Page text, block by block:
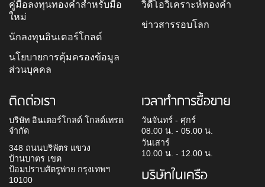
คู่มือลงทุนทองคำสำหรับมือ
ใหม่
นักลงทุนอินเตอร์โกลด์
นโยบายการคุ้มครองข้อมูล
ส่วนบุคคล
วิดีโอวิเคราะห์ทองคำ
ข่าวสารรอบโลก
ติดต่อเรา
บริษัท อินเตอร์โกลด์ โกลด์เทรด
จำกัด
348 ถนนบริพัตร แขวง
บ้านบาตร เขต
ป้อมปราบศัตรูพ่าย กรุงเทพฯ
10100
เวลาทำการซื้อขาย
วันจันทร์ - ศุกร์
08.00 น. - 05.00 น.
วันเสาร์
10.00 น. - 12.00 น.
บริษัทในเครือ